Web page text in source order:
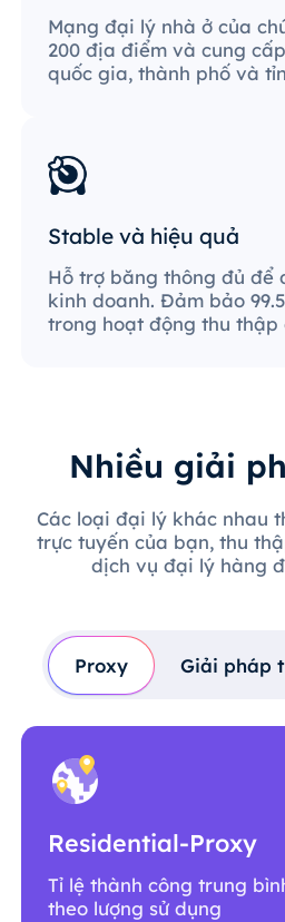
Mạng đại lý nhà ở của
200 địa điểm và cung
quốc gia, thành phố và
Stable và hiệu quả
Hỗ trợ băng thông đủ để
kinh doanh. Đảm bảo
trong hoạt động thu thập
Nhiều giải
Các loại đại lý khác nhau
trực tuyến của bạn, thu
dịch vụ đại lý hàng
Proxy Giải pháp
Residential-Proxy
Tỉ lệ thành công trung
theo lượng sử dụng